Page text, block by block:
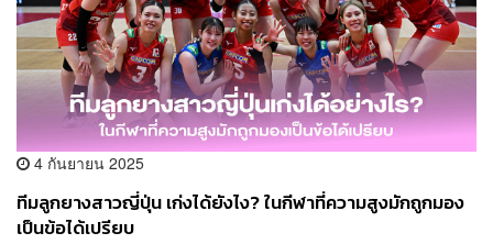
4 กันยายน 2025
ทีมลูกยางสาวญี่ปุ่น เก่งได้ยังไง? ในกีฬาที่ความสูงมักถูกมอง
เป็นข้อได้เปรียบ